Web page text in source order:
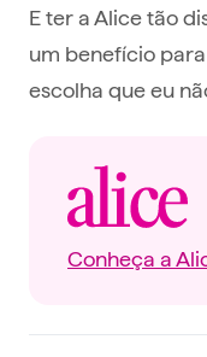
E ter a Alice tão
um benefício
escolha que eu
Conheça a